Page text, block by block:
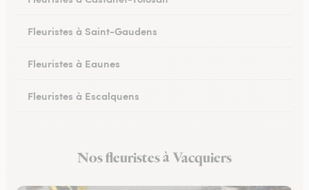
Fleuristes à Saint-Gaudens
Fleuristes à Eaunes
Fleuristes à Escalquens
Fleuristes à Colomiers
Nos fleuristes à Vacquiers